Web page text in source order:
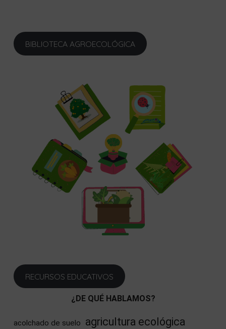
BIBLIOTECA AGROECOLÓGICA
RECURSOS EDUCATIVOS
¿DE QUÉ HABLAMOS?
acolchado de suelo agricultura ecológica